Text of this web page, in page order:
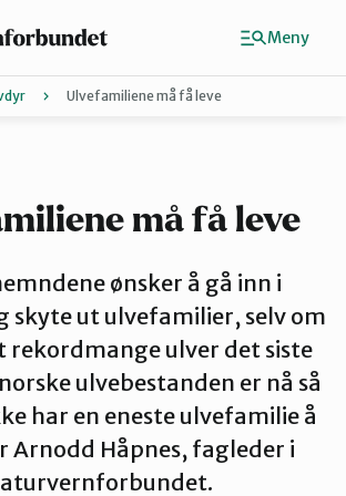
Ulvefamiliene må få leve
må få leve
ønsker å gå inn i
skyte ut ulvefamilier, selv om
rekordmange ulver det siste
ulvebestanden er nå så
har en eneste ulvefamilie å
Arnodd Håpnes, fagleder i